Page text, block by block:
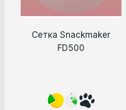
Сетка Snackmaker
FD500